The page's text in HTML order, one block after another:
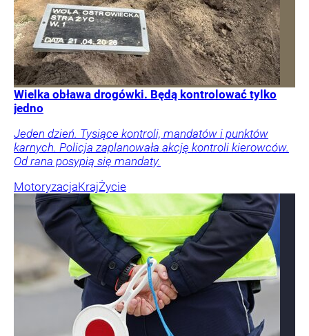
Wielka obława drogówki. Będą kontrolować tylko
jedno
Jeden dzień. Tysiące kontroli, mandatów i punktów
karnych. Policja zaplanowała akcję kontroli kierowców.
Od rana posypią się mandaty.
MotoryzacjaKrajŻycie